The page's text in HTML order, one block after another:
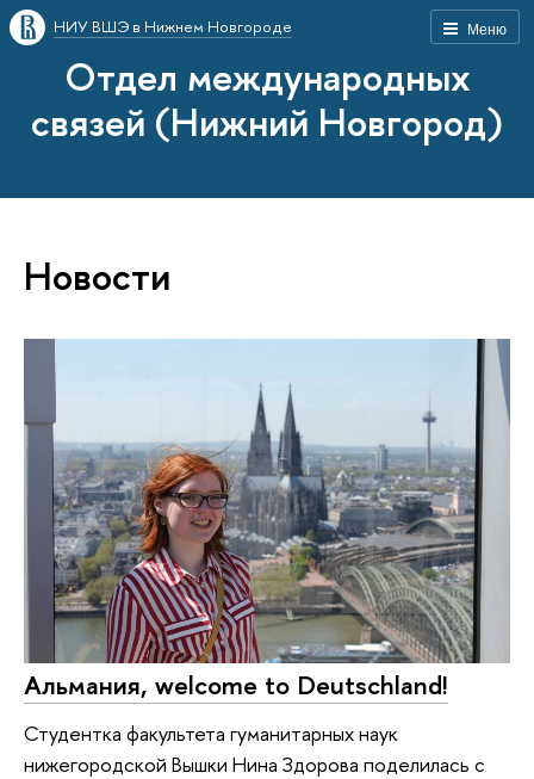
Меню
НИУ ВШЭ в Нижнем Новгороде
Отдел международных
связей (Нижний Новгород)
Новости
Альмания, welcome to Deutschland!
Студентка факультета гуманитарных наук
нижегородской Вышки Нина Здорова поделилась с